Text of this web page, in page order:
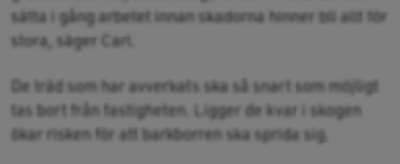
sätta i gång arbetet innan skadorna hinner bli allt för
stora, säger Carl.
De träd som har avverkats ska så snart som möjligt
tas bort från fastigheten. Ligger de kvar i skogen
ökar risken för att barkborren ska sprida sig.